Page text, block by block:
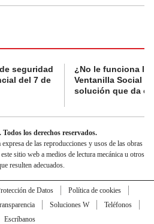
seguridad
del 7 de
¿No le funciona la
Ventanilla Social
solución que da el
los derechos reservados.
de las reproducciones y usos de las obras
sitio web a medios de lectura mecánica u otros
resulten adecuados.
de Datos
Política de cookies
Soluciones W
Teléfonos
Escríbanos